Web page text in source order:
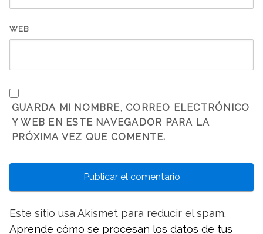
WEB
GUARDA MI NOMBRE, CORREO ELECTRÓNICO
Y WEB EN ESTE NAVEGADOR PARA LA
PRÓXIMA VEZ QUE COMENTE.
Este sitio usa Akismet para reducir el spam.
Aprende cómo se procesan los datos de tus